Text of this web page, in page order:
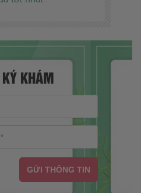
KHÁM
GỬI THÔNG TIN